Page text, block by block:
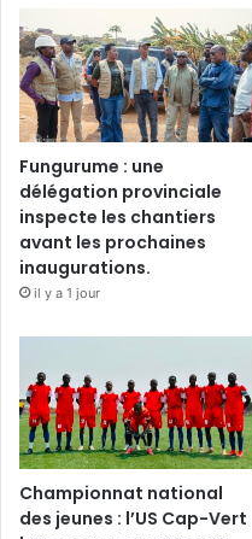
Fungurume : une
délégation provinciale
inspecte les chantiers
avant les prochaines
inaugurations.
il y a 1 jour
Championnat national
des jeunes : l’US Cap-Vert